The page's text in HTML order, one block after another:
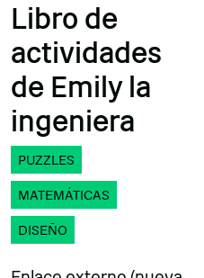
Libro de
actividades
de Emily la
ingeniera
PUZZLES
MATEMÁTICAS
DISEÑO